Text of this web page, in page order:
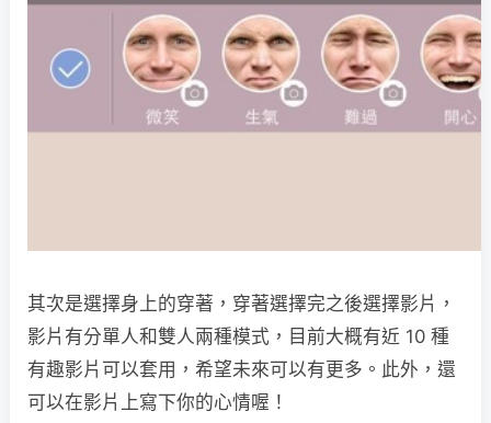
其次是選擇身上的穿著，穿著選擇完之後選擇影片，
影片有分單人和雙人兩種模式，目前大概有近 10 種
有趣影片可以套用，希望未來可以有更多。此外，還
可以在影片上寫下你的心情喔！